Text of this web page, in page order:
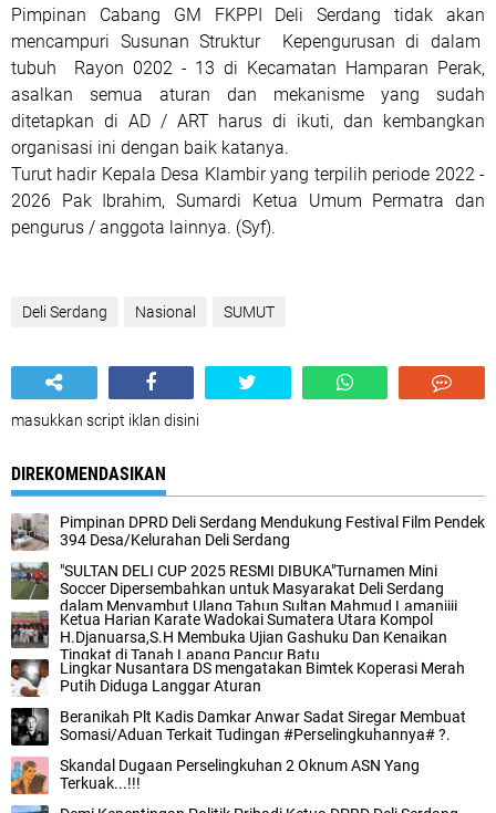
Pimpinan Cabang GM FKPPI Deli Serdang tidak akan
mencampuri Susunan Struktur Kepengurusan di dalam
tubuh Rayon 0202 - 13 di Kecamatan Hamparan Perak,
asalkan semua aturan dan mekanisme yang sudah
ditetapkan di AD / ART harus di ikuti, dan kembangkan
organisasi ini dengan baik katanya.
Turut hadir Kepala Desa Klambir yang terpilih periode 2022 -
2026 Pak Ibrahim, Sumardi Ketua Umum Permatra dan
pengurus / anggota lainnya. (Syf).
Deli Serdang Nasional SUMUT
masukkan script iklan disini
DIREKOMENDASIKAN
Pimpinan DPRD Deli Serdang Mendukung Festival Film Pendek
394 Desa/Kelurahan Deli Serdang
"SULTAN DELI CUP 2025 RESMI DIBUKA"‎‎Turnamen Mini
Soccer Dipersembahkan untuk Masyarakat Deli Serdang
dalam Menyambut Ulang Tahun Sultan Mahmud Lamanjiji
Perkasa Alamsyah
Ketua Harian Karate Wadokai Sumatera Utara Kompol
H.Djanuarsa,S.H Membuka Ujian Gashuku Dan Kenaikan
Tingkat di Tanah Lapang Pancur Batu
Lingkar Nusantara DS mengatakan Bimtek Koperasi Merah
Putih Diduga Langgar Aturan‎
Beranikah Plt Kadis Damkar Anwar Sadat Siregar Membuat
Somasi/Aduan Terkait Tudingan #Perselingkuhannya# ?.
Skandal Dugaan Perselingkuhan 2 Oknum ASN Yang
Terkuak...!!!